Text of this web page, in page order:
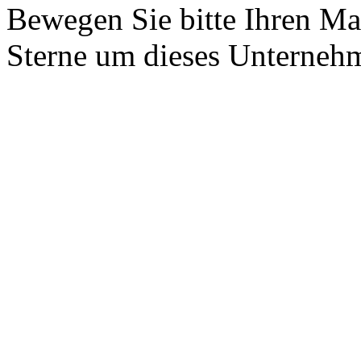
Bewegen Sie bitte Ihren
Sterne um dieses